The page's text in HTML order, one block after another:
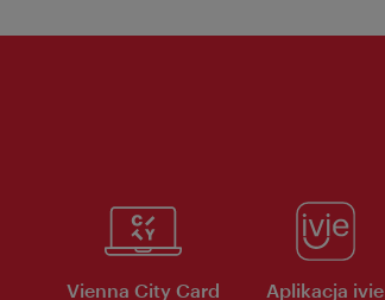
Vienna City Card Aplikacja ivie